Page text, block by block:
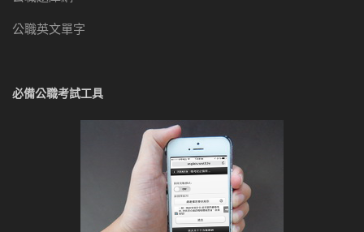
公職英文單字
必備公職考試工具